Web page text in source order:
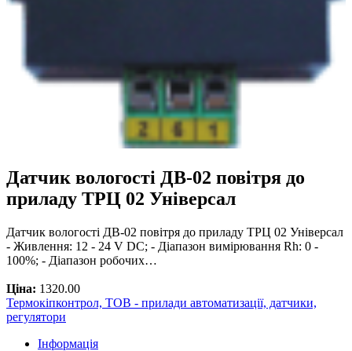
Датчик вологості ДВ-02 повітря до
приладу ТРЦ 02 Універсал
Датчик вологості ДВ-02 повітря до приладу ТРЦ 02 Універсал
- Живлення: 12 - 24 V DC; - Діапазон вимірювання Rh: 0 -
100%; - Діапазон робочих…
Ціна: 1320.00
Термокіпконтрол, ТОВ - прилади автоматизації, датчики,
регулятори
Інформація